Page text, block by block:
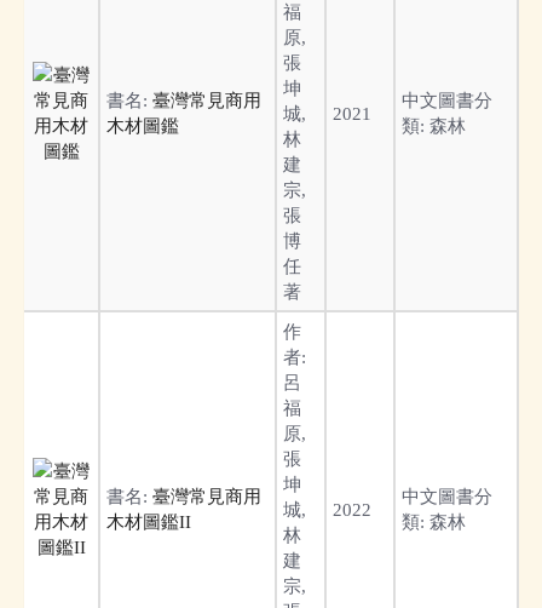
書名: 臺灣常見商用
木材圖鑑
福
原,
張
坤
城,
林
建
宗,
張
博
任
著
2021
中文圖書分
類: 森林
書名: 臺灣常見商用
木材圖鑑II
作
者:
呂
福
原,
張
坤
城,
林
建
宗,
2022
中文圖書分
類: 森林